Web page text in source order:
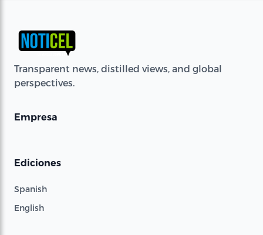
Transparent news, distilled views, and global
perspectives.
Empresa
Ediciones
Spanish
English